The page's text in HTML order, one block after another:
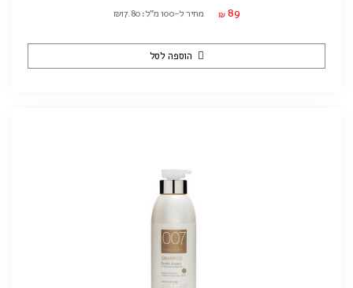
₪ 89 מחיר ל-100 מ"ל: ₪17.80
הוספה לסל